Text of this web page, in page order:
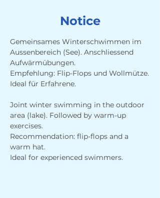
Notice
Gemeinsames Winterschwimmen im
Aussenbereich (See). Anschliessend
Aufwärmübungen.
Empfehlung: Flip-Flops und Wollmütze.
Ideal für Erfahrene.
Joint winter swimming in the outdoor
area (lake). Followed by warm-up
exercises.
Recommendation: flip-flops and a
warm hat.
Ideal for experienced swimmers.